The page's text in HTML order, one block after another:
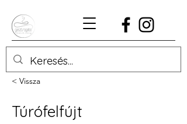
< Vissza
Túrófelfújt